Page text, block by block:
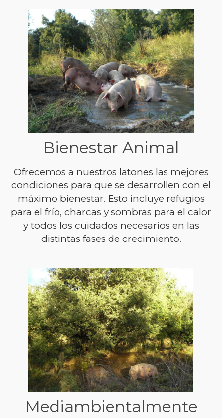
Bienestar Animal
Ofrecemos a nuestros latones las mejores
condiciones para que se desarrollen con el
máximo bienestar. Esto incluye refugios
para el frío, charcas y sombras para el calor
y todos los cuidados necesarios en las
distintas fases de crecimiento.
Mediambientalmente